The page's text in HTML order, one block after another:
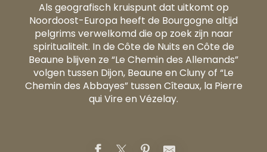
Als geografisch kruispunt dat uitkomt op
Noordoost-Europa heeft de Bourgogne altijd
pelgrims verwelkomd die op zoek zijn naar
spiritualiteit. In de Côte de Nuits en Côte de
Beaune blijven ze “Le Chemin des Allemands”
volgen tussen Dijon, Beaune en Cluny of “Le
Chemin des Abbayes” tussen Cîteaux, la Pierre
qui Vire en Vézelay.